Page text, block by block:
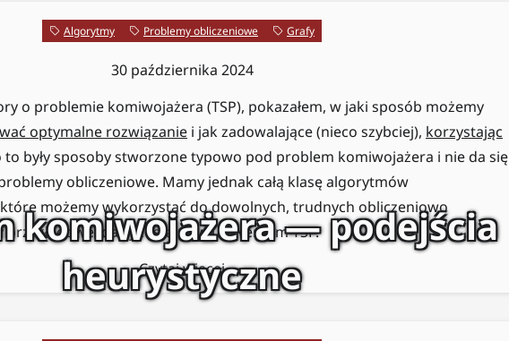
Algorytmy Problemy obliczeniowe Grafy
30 października 2024
o problemie komiwojażera (TSP), pokazałem, w jaki sposób możemy
optymalne rozwiązanie i jak zadowalające (nieco szybciej), korzystając
to były sposoby stworzone typowo pod problem komiwojażera i nie da się
obliczeniowe. Mamy jednak całą klasę algorytmów
możemy wykorzystać do dowolnych, trudnych obliczeniowo
dalej zostając w uniwersum TSP.
Czytaj więcej
komiwojażera — podejścia
heurystyczne